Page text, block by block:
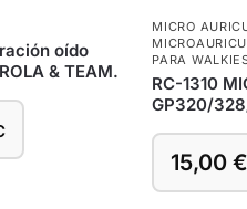
oído
& TEAM.
MICRO
PARA
RC-1310
GP320/
15,00€